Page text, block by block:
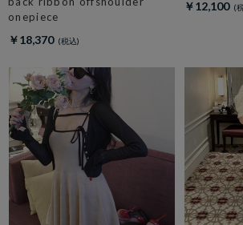
onepiece
￥18,370
￥12,100